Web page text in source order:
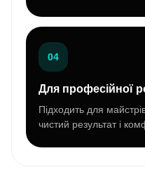
04
Для професійної
Підходить для
чистий результат і